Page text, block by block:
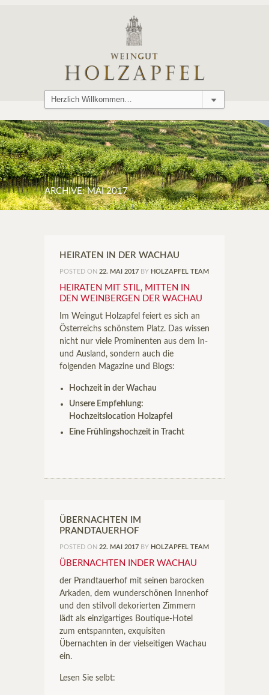
ARCHIVE:MAI 2017
HEIRATEN IN DER WACHAU
POSTED ON 22. MAI 2017 BY HOLZAPFEL TEAM
HEIRATEN MIT STIL, MITTEN IN
DEN WEINBERGEN DER WACHAU
Im Weingut Holzapfel feiert es sich an
Österreichs schönstem Platz. Das wissen
nicht nur viele Prominenten aus dem In-
und Ausland, sondern auch die
folgenden Magazine und Blogs:
Hochzeit in der Wachau
Unsere Empfehlung:
Hochzeitslocation Holzapfel
Eine Frühlingshochzeit in Tracht
ÜBERNACHTEN IM
PRANDTAUERHOF
POSTED ON 22. MAI 2017 BY HOLZAPFEL TEAM
ÜBERNACHTEN INDER WACHAU
der Prandtauerhof mit seinen barocken
Arkaden, dem wunderschönen Innenhof
und den stilvoll dekorierten Zimmern
lädt als einzigartiges Boutique-Hotel
zum entspannten, exquisiten
Übernachten in der vielseitigen Wachau
ein.
Lesen Sie selbt: